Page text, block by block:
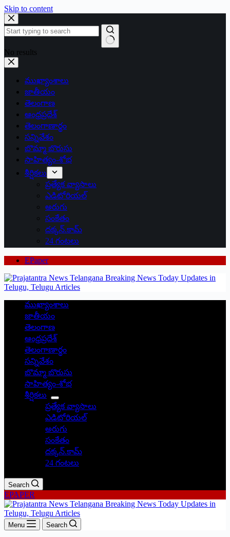
Skip to content
No results
ముఖ్యాంశాలు
జాతీయం
తెలంగాణ
ఆంధ్రప్రదేశ్
తెలంగాణార్థం
సన్నివేశం
బొమ్మా బొరుసు
సాహిత్యం-శోభ
శీర్షికలు
ప్రత్యేక వ్యాసాలు
ఎడిటోరియల్
అరుగు
సంకేతం
దక్కన్.కామ్
24 గంటలు
EPaper
ముఖ్యాంశాలు
జాతీయం
తెలంగాణ
ఆంధ్రప్రదేశ్
తెలంగాణార్థం
సన్నివేశం
బొమ్మా బొరుసు
సాహిత్యం-శోభ
శీర్షికలు
ప్రత్యేక వ్యాసాలు
ఎడిటోరియల్
అరుగు
సంకేతం
దక్కన్.కామ్
24 గంటలు
Search
EPAPER
Menu Search